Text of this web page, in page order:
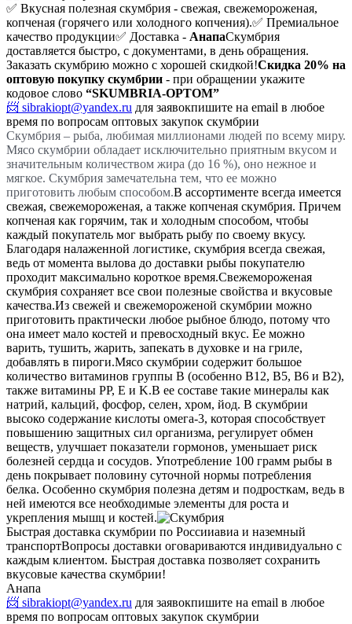
✅ Вкусная полезная скумбрия - свежая, свежемороженая,
копченая (горячего или холодного копчения).✅ Премиальное
качество продукции✅ Доставка - АнапаСкумбрия
доставляется быстро, с документами, в день обращения.
Заказать скумбрию можно с хорошей скидкой!Скидка 20% на
оптовую покупку скумбрии - при обращении укажите
кодовое слово “SKUMBRIA-OPTOM”
📨 sibrakiopt@yandex.ru для заявокпишите на email в любое
время по вопросам оптовых закупок скумбрии
Скумбрия – рыба, любимая миллионами людей по всему миру.
Мясо скумбрии обладает исключительно приятным вкусом и
значительным количеством жира (до 16 %), оно нежное и
мягкое. Скумбрия замечательна тем, что ее можно
приготовить любым способом.В ассортименте всегда имеется
свежая, свежемороженая, а также копченая скумбрия. Причем
копченая как горячим, так и холодным способом, чтобы
каждый покупатель мог выбрать рыбу по своему вкусу.
Благодаря налаженной логистике, скумбрия всегда свежая,
ведь от момента вылова до доставки рыбы покупателю
проходит максимально короткое время.Свежемороженая
скумбрия сохраняет все свои полезные свойства и вкусовые
качества.Из свежей и свежемороженой скумбрии можно
приготовить практически любое рыбное блюдо, потому что
она имеет мало костей и превосходный вкус. Ее можно
варить, тушить, жарить, запекать в духовке и на гриле,
добавлять в пироги.Мясо скумбрии содержит большое
количество витаминов группы В (особенно В12, В5, В6 и В2),
также витамины РР, E и K.В ее составе такие минералы как
натрий, кальций, фосфор, селен, хром, йод. В скумбрии
высоко содержание кислоты омега-3, которая способствует
повышению защитных сил организма, регулирует обмен
веществ, улучшает показатели гормонов, уменьшает риск
болезней сердца и сосудов. Употребление 100 грамм рыбы в
день покрывает половину суточной нормы потребления
белка. Особенно скумбрия полезна детям и подросткам, ведь в
ней имеются все необходимые элементы для роста и
укрепления мышц и костей.
Быстрая доставка скумбрии по Россииавиа и наземный
транспортВопросы доставки оговариваются индивидуально с
каждым клиентом. Быстрая доставка позволяет сохранить
вкусовые качества скумбрии!
Анапа
📨 sibrakiopt@yandex.ru для заявокпишите на email в любое
время по вопросам оптовых закупок скумбрии